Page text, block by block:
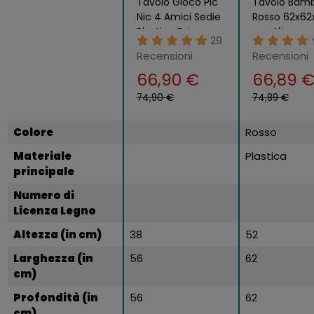
Nic 4 Amici Sedie
Plastica Esterno
Casa Giardino
Giochi Bambini
29
Recensioni
66,90 €
74,90 €
Rosso
cm Altezza
Regolabile
Recensioni
66,89 €
74,89 €
Colore Rosso
Materiale
principale
Plastica
Numero di
Licenza Legno
Altezza (in cm) 38 52
Larghezza (in
cm)
56 62
Profondità (in
56 62